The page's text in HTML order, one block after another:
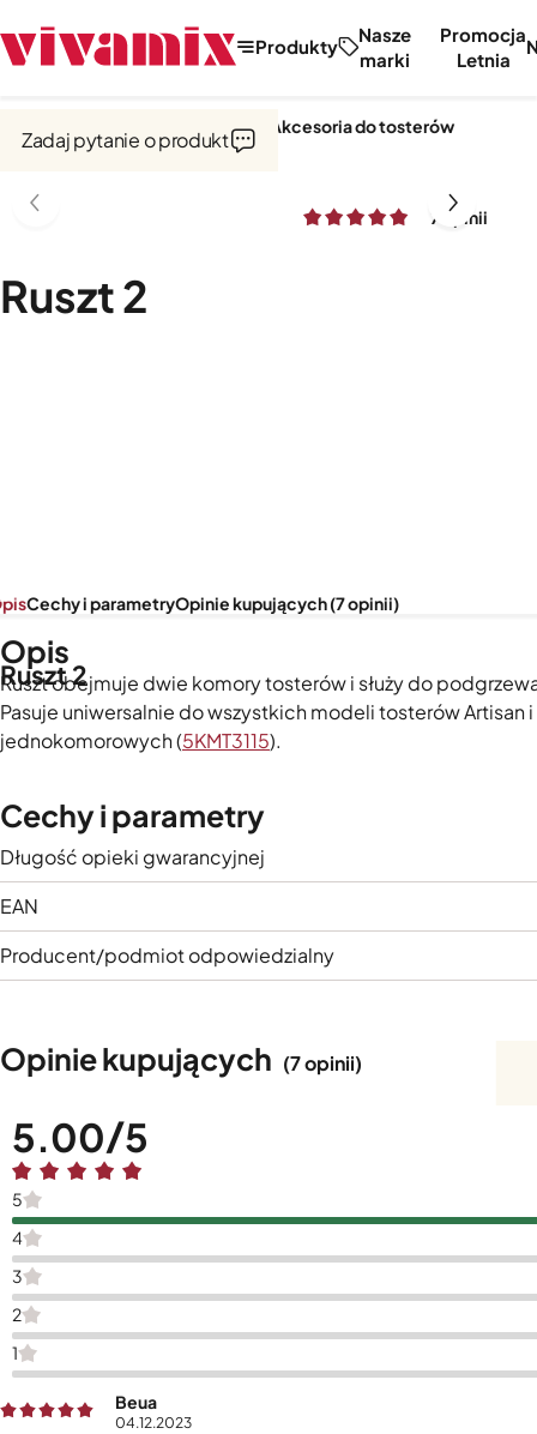
Produkty
Nasze
marki
Promocja
Letnia
Czajniki i tostery Akcesoria do tosterów
7 opinii
Ruszt 2
Zadaj pytanie o produkt
Ruszt 2
Cechy i parametryOpinie kupujących (7 opinii)
Opis
Ruszt obejmuje dwie komory tosterów i służy do
Pasuje uniwersalnie do wszystkich modeli tosterów
jednokomorowych (5KMT3115).
Cechy i parametry
Długość opieki gwarancyjnej
EAN
Producent/podmiot odpowiedzialny
Opinie kupujących (7 opinii)
5.00
5
4
3
2
1
Beua
04.12.2023